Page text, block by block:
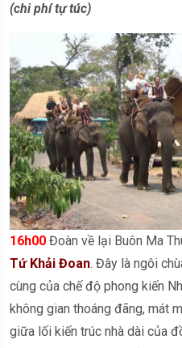
(chi phí tự túc)
16h00 Đoàn về lại Buôn Ma
Tứ Khải Đoan. Đây là ngôi
cùng của chế độ phong kiến
không gian thoáng đãng, mát
giữa lối kiến trúc nhà dài của